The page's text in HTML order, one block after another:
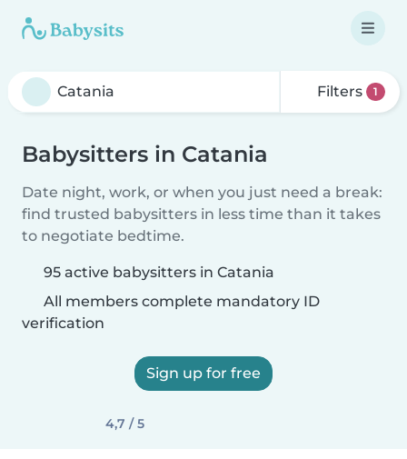
Filters 1
Babysitters in Catania
Date night, work, or when you just need a break:
find trusted babysitters in less time than it takes
to negotiate bedtime.
95 active babysitters in Catania
All members complete mandatory ID
verification
Sign up for free
4,7 / 5